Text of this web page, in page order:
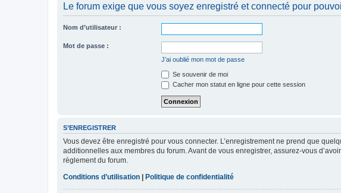
Le forum exige que vous soyez enregistré et connecté pour
Nom d’utilisateur :
Mot de passe :
J’ai oublié mon mot de passe
Se souvenir de moi
Cacher mon statut en ligne pour cette session
S’ENREGISTRER
Vous devez être enregistré pour vous connecter. L’enregistrement ne prend que
additionnelles aux membres du forum. Avant de vous enregistrer, assurez-vous
règlement du forum.
Conditions d’utilisation
Politique de confidentialité